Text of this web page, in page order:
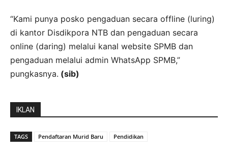
“Kami punya posko pengaduan secara offline (luring)
di kantor Disdikpora NTB dan pengaduan secara
online (daring) melalui kanal website SPMB dan
pengaduan melalui admin WhatsApp SPMB,”
pungkasnya. (sib)
IKLAN
TAGS Pendaftaran Murid Baru Pendidikan